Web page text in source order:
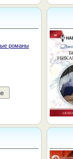
романы